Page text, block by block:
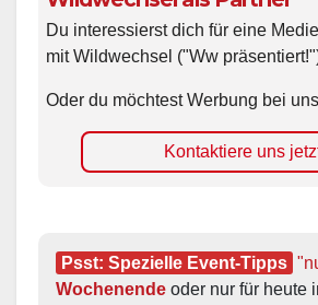
Du interessierst dich für eine
mit Wildwechsel ("Ww
Oder du möchtest Werbung bei
Kontaktiere uns
Psst: Spezielle Event-Tipps
Wochenende oder nur für heute